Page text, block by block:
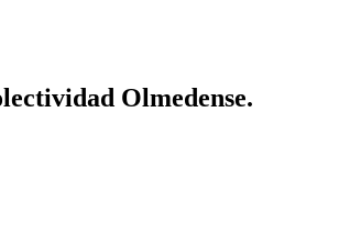
Olmedense.